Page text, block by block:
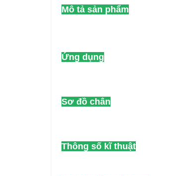
Mô tả sản phẩm
Ứng dụng
Sơ đồ chân
Thông số kĩ thuật